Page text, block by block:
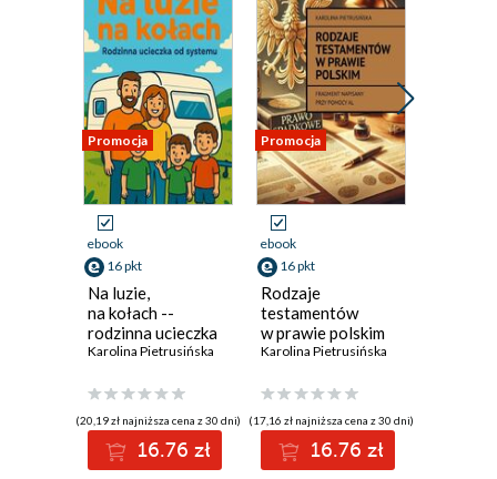
Promocja
ebook
16 pkt
Na luzie,
na kołach --
rodzinna ucieczka
od systemu
Karolina Pietrusińska
(20,19 zł najniższa cena z 30 dni)
16.76 zł
Promocja
ebook
16 pkt
Rodzaje
testamentów
w prawie polskim
Karolina Pietrusińska
(17,16 zł najniższa cena z 30 dni)
16.76 zł